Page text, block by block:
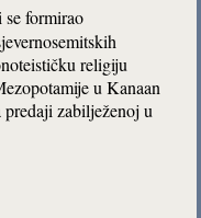
formirao
religiju
u Kanaan
zabilježenoj u